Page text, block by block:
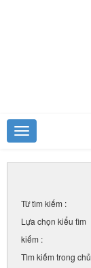
Từ tìm kiếm :
Lựa chọn kiểu tìm
kiếm :
Tìm kiếm trong chủ